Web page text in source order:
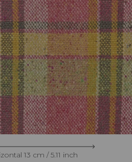
13 cm / 5.11 inch